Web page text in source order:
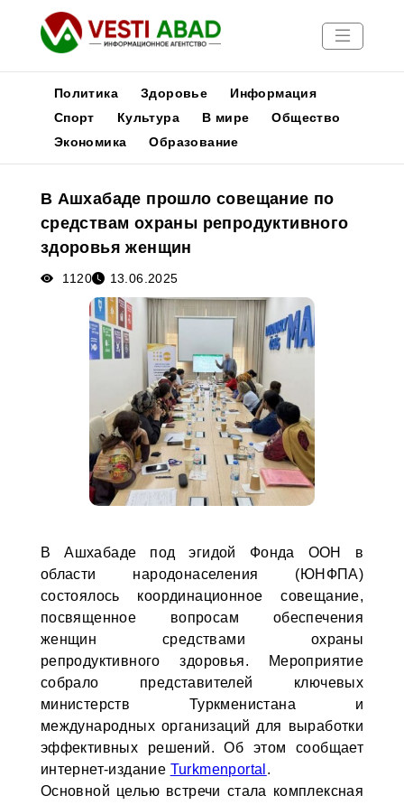
Новости
Медиа
Афиша
Политика Здоровье
Информация
Спорт
Культура В мире
Общество
Экономика
Образование
В Ашхабаде прошло совещание по
средствам охраны репродуктивного
здоровья женщин
1120 13.06.2025
В Ашхабаде под эгидой Фонда ООН в
области народонаселения (ЮНФПА)
состоялось координационное совещание,
посвященное вопросам обеспечения
женщин средствами охраны
репродуктивного здоровья. Мероприятие
собрало представителей ключевых
министерств Туркменистана и
международных организаций для выработки
эффективных решений. Об этом сообщает
интернет-издание Turkmenportal .
Основной целью встречи стала комплексная